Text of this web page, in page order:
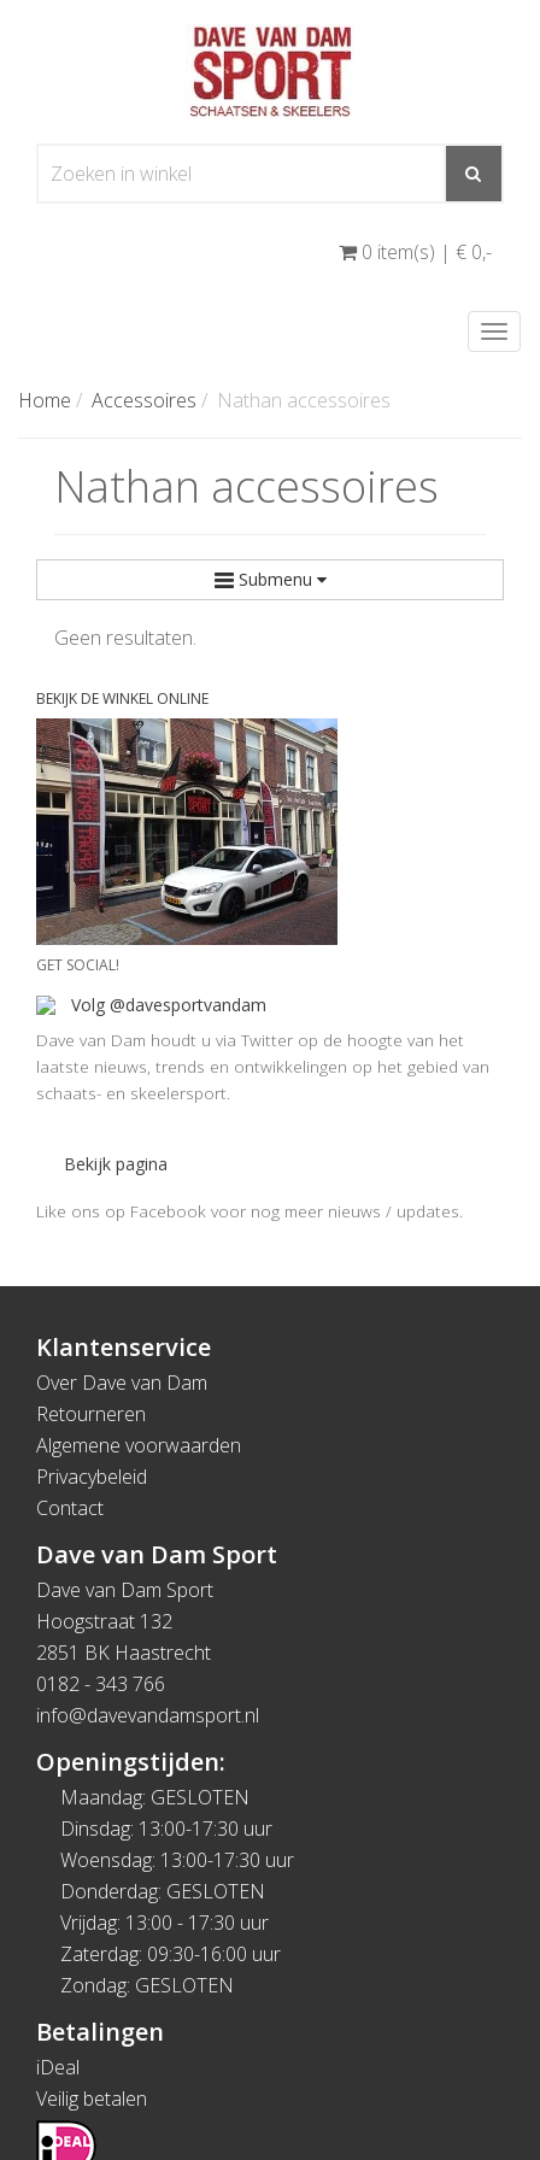
0 item(s) | € 0,-
Home / Accessoires / Nathan accessoires
Nathan accessoires
Submenu
Geen resultaten.
BEKIJK DE WINKEL ONLINE
GET SOCIAL!
Volg @davesportvandam
Dave van Dam houdt u via Twitter op de hoogte van het
laatste nieuws, trends en ontwikkelingen op het gebied van
schaats- en skeelersport.
Bekijk pagina
Like ons op Facebook voor nog meer nieuws / updates.
Klantenservice
Over Dave van Dam
Retourneren
Algemene voorwaarden
Privacybeleid
Contact
Dave van Dam Sport
Dave van Dam Sport
Hoogstraat 132
2851 BK Haastrecht
0182 - 343 766
info@davevandamsport.nl
Openingstijden:
Maandag: GESLOTEN
Dinsdag: 13:00-17:30 uur
Woensdag: 13:00-17:30 uur
Donderdag: GESLOTEN
Vrijdag: 13:00 - 17:30 uur
Zaterdag: 09:30-16:00 uur
Zondag: GESLOTEN
Betalingen
iDeal
Veilig betalen